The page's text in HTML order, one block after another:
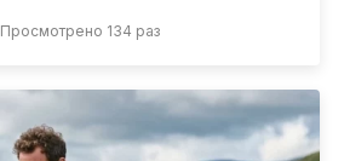
Просмотрено 134 раз